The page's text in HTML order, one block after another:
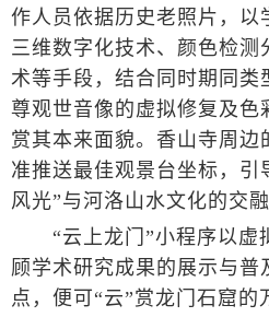
作人员依据历史老照片，以
三维数字化技术、颜色检测
术等手段，结合同时期同类
尊观世音像的虚拟修复及色
赏其本来面貌。香山寺周边
准推送最佳观景台坐标，引
风光”与河洛山水文化的交融
“云上龙门”小程序以虚
顾学术研究成果的展示与普
点，便可“云”赏龙门石窟的